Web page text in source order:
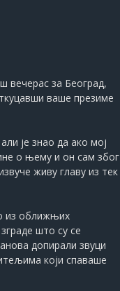
вечерас за Београд,
ваше презиме
је знао да ако мој
о њему и он сам због
живу главу из тек
из оближњих
што су се
допирали звуци
који спаваше